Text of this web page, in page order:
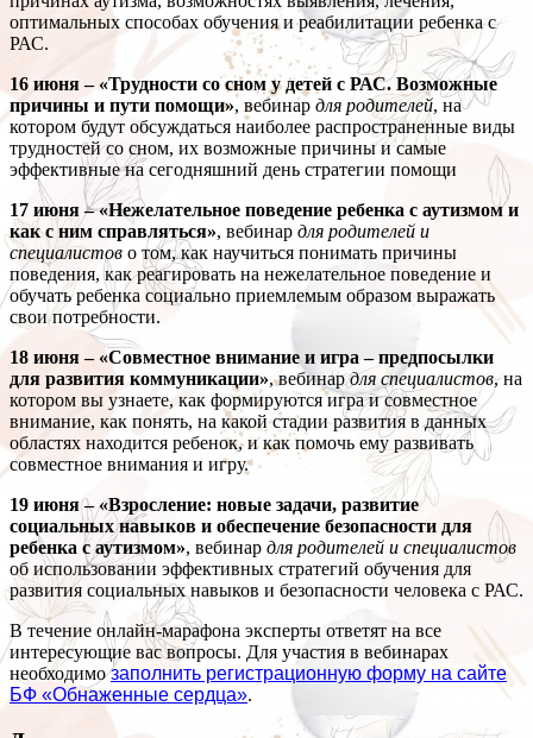
оптимальных способах обучения и реабилитации ребенка с
РАС.
16 июня – «Трудности со сном у детей с РАС. Возможные
причины и пути помощи», вебинар для родителей, на
котором будут обсуждаться наиболее распространенные виды
трудностей со сном, их возможные причины и самые
эффективные на сегодняшний день стратегии помощи
17 июня – «Нежелательное поведение ребенка с аутизмом и
как с ним справляться», вебинар для родителей и
специалистов о том, как научиться понимать причины
поведения, как реагировать на нежелательное поведение и
обучать ребенка социально приемлемым образом выражать
свои потребности.
18 июня – «Совместное внимание и игра – предпосылки
для развития коммуникации», вебинардля специалистов, на
котором вы узнаете, как формируются игра и совместное
внимание, как понять, на какой стадии развития в данных
областях находится ребенок, и как помочь ему развивать
совместное внимания и игру.
19 июня – «Взросление: новые задачи, развитие
социальных навыков и обеспечение безопасности для
ребенка с аутизмом», вебинар для родителей и специалистов
об использовании эффективных стратегий обучения для
развития социальных навыков и безопасности человека с РАС.
В течение онлайн-марафона эксперты ответят на все
интересующие вас вопросы. Для участия в вебинарах
необходимозаполнить регистрационную форму на сайте
БФ «Обнаженные сердца».